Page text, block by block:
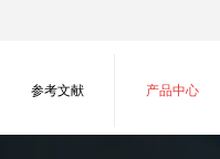
参考文献 产品中心